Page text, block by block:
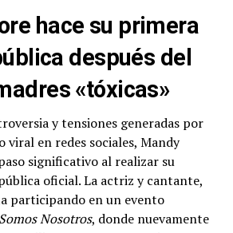
hace su primera
después del
«tóxicas»
y tensiones generadas por
viral en redes sociales, Mandy
significativo al realizar su
oficial. La actriz y cantante,
participando en un evento
Somos Nosotros, donde nuevamente